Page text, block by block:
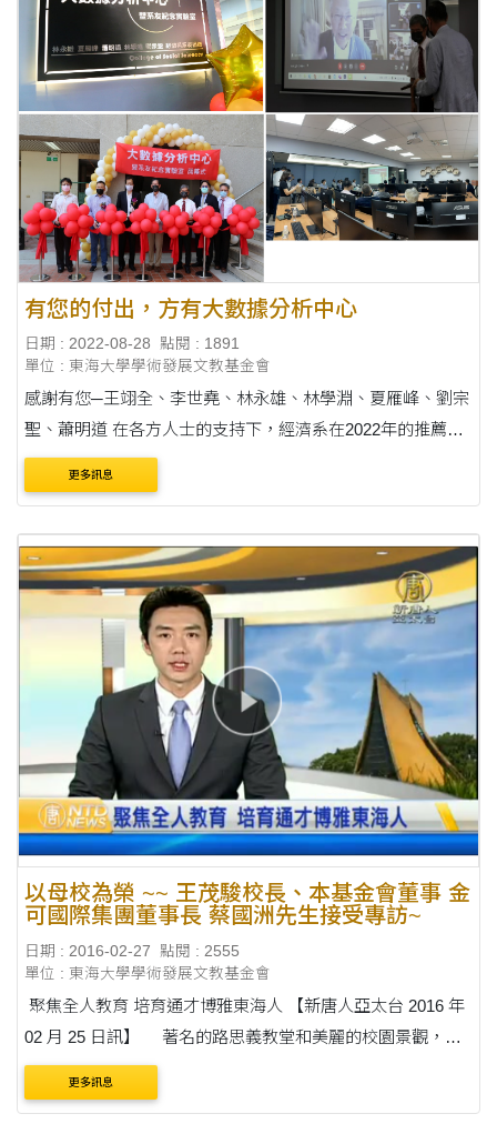
有您的付出，方有大數據分析中心
日期 : 2022-08-28
點閱 : 1891
單位 : 東海大學學術發展文教基金會
感謝有您─王翊全、李世堯、林永雄、林學淵、夏雁峰、劉宗
聖、蕭明道 在各方人士的支持下，經濟系在2022年的推薦甄
試與申請入學招生滿額
更多訊息
以母校為榮 ~~ 王茂駿校長、本基金會董事 金
可國際集團董事長 蔡國洲先生接受專訪~
日期 : 2016-02-27
點閱 : 2555
單位 : 東海大學學術發展文教基金會
聚焦全人教育 培育通才博雅東海人 【新唐人亞太台 2016 年
02 月 25 日訊】 著名的路思義教堂和美麗的校園景觀，讓
台中東海大學，有全台最美校園的稱號，除了校園環境，品
格教育，也是東海大學....
更多訊息